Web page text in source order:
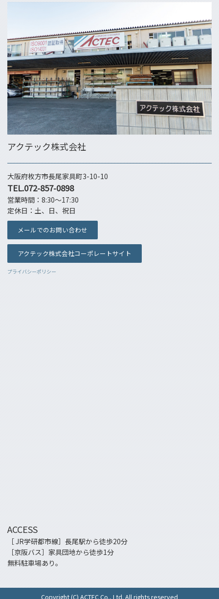
アクテック株式会社
大阪府枚方市長尾家具町3-10-10
TEL.072-857-0898
営業時間：8:30～17:30
定休日：土、日、祝日
メールでのお問い合わせ
アクテック株式会社コーポレートサイト
プライバシーポリシー
ACCESS
［ JR学研都市線］長尾駅から徒歩20分
［京阪バス］家具団地から徒歩1分
無料駐車場あり。
Copyright (C) ACTEC Co., Ltd. All rights reserved